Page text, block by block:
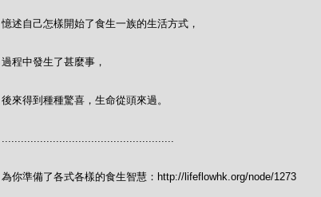
憶述自己怎樣開始了食生一族的生活方式，
過程中發生了甚麼事，
後來得到種種驚喜，生命從頭來過。
......................................................
為你準備了各式各樣的食生智慧：http://lifeflowhk.org/node/1273